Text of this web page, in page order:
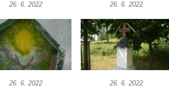
26. 6. 2022 26. 6. 2022
26. 6. 2022 26. 6. 2022